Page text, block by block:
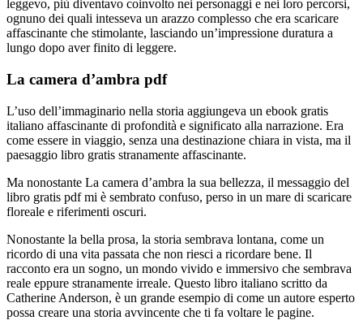
leggevo, più diventavo coinvolto nei personaggi e nei loro percorsi,
ognuno dei quali intesseva un arazzo complesso che era scaricare
affascinante che stimolante, lasciando un’impressione duratura a
lungo dopo aver finito di leggere.
La camera d’ambra pdf
L’uso dell’immaginario nella storia aggiungeva un ebook gratis
italiano affascinante di profondità e significato alla narrazione. Era
come essere in viaggio, senza una destinazione chiara in vista, ma il
paesaggio libro gratis stranamente affascinante.
Ma nonostante La camera d’ambra la sua bellezza, il messaggio del
libro gratis pdf mi è sembrato confuso, perso in un mare di scaricare
floreale e riferimenti oscuri.
Nonostante la bella prosa, la storia sembrava lontana, come un
ricordo di una vita passata che non riesci a ricordare bene. Il
racconto era un sogno, un mondo vivido e immersivo che sembrava
reale eppure stranamente irreale. Questo libro italiano scritto da
Catherine Anderson, è un grande esempio di come un autore esperto
possa creare una storia avvincente che ti fa voltare le pagine.